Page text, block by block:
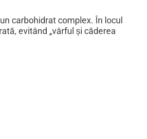
carbohidrat complex. În locul
evitând „vârful și căderea